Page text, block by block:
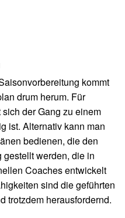
kommt
drum herum. Für
der Gang zu einem
ist. Alternativ kann man
bedienen, die den
gestellt werden, die in
Coaches entwickelt
sind die geführten
trotzdem herausfordernd.